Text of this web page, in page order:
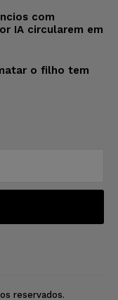
com
IA circularem em
o filho tem
reservados.